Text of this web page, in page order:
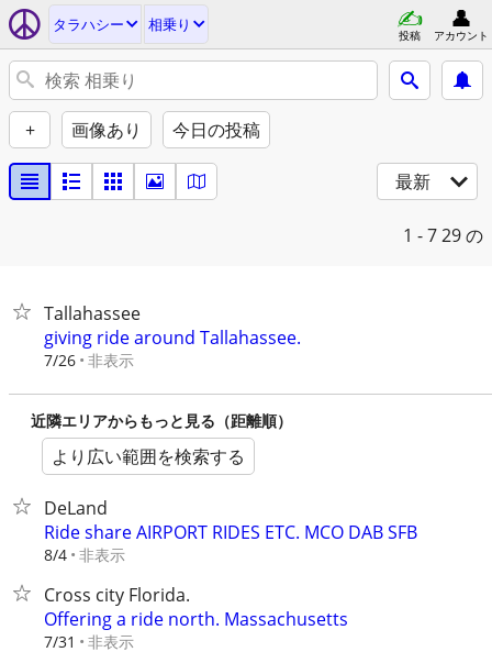
タラハシー 相乗り
投稿 アカウント
+ 画像あり 今日の投稿
最新
1 - 729 の
Tallahassee
giving ride around Tallahassee.
7/26 非表示
近隣エリアからもっと見る（距離順）
より広い範囲を検索する
DeLand
Ride share AIRPORT RIDES ETC. MCO DAB SFB
8/4 非表示
Cross city Florida.
Offering a ride north. Massachusetts
7/31 非表示